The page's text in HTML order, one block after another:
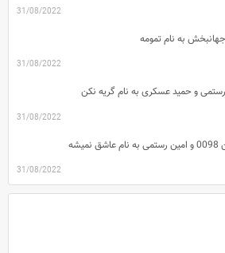
31/08/2022
به نام تمومه
31/08/2022
و حمید عسکری به نام گریه نکن
31/08/2022
31/08/2022